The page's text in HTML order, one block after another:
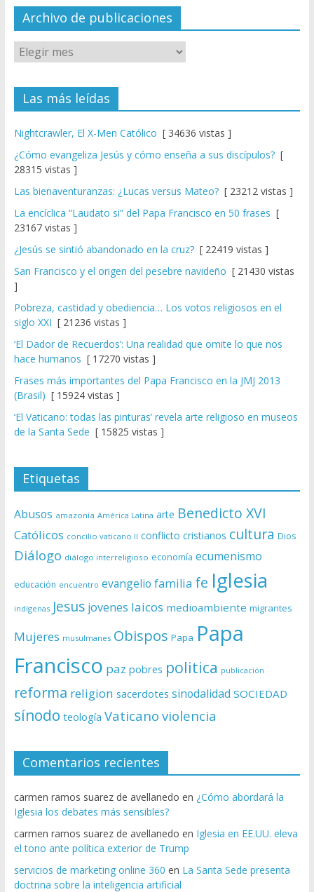
el
Archivo de publicaciones
Las más leídas
Nightcrawler, El X-Men Católico [ 34636 vistas ]
¿Cómo evangeliza Jesús y cómo enseña a sus discípulos?[
28315 vistas ]
Las bienaventuranzas: ¿Lucas versus Mateo?[ 23212 vistas ]
La encíclica “Laudato si” del Papa Francisco en 50 frases [
23167 vistas ]
¿Jesús se sintió abandonado en la cruz?[ 22419 vistas ]
San Francisco y el origen del pesebre navideño [ 21430 vistas
]
Pobreza, castidad y obediencia… Los votos religiosos en el
siglo XXI [ 21236 vistas ]
‘El Dador de Recuerdos’: Una realidad que omite lo que nos
hace humanos [ 17270 vistas ]
Frases más importantes del Papa Francisco en la JMJ 2013
(Brasil) [ 15924 vistas ]
‘El Vaticano: todas las pinturas’ revela arte religioso en museos
de la Santa Sede [ 15825 vistas ]
Etiquetas
Abusos amazonía América Latina arte Benedicto XVI
Católicos concilio vaticano II conflicto cristianos cultura Dios
Diálogo diálogo interreligioso economía ecumenismo
educación encuentro evangelio familia fe Iglesia
indígenas Jesus jovenes laicos medioambiente migrantes
Mujeres musulmanes Obispos Papa Papa
Francisco paz pobres politica publicación
reforma religion sacerdotes sinodalidad SOCIEDAD
sínodo teología Vaticano violencia
Comentarios recientes
carmen ramos suarez de avellanedo en ¿Cómo abordará la
Iglesia los debates más sensibles?
carmen ramos suarez de avellanedo en Iglesia en EE.UU. eleva
el tono ante política exterior de Trump
servicios de marketing online 360 en La Santa Sede presenta
doctrina sobre la inteligencia artificial